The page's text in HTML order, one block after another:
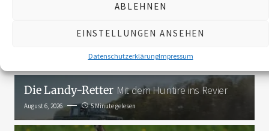
ABLEHNEN
EINSTELLUNGEN ANSEHEN
DatenschutzerklärungImpressum
3K
Die Landy-Retter Mit dem Huntire ins Revier
August 6, 2026 5 Minute gelesen